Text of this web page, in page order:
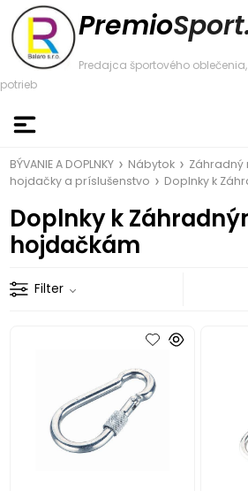
Premio
Predajca športového
potrieb
BÝVANIE A DOPLNKY Nábytok Záhradný
hojdačky a príslušenstvo
Doplnky k
Doplnky k
hojdačkám
Filter